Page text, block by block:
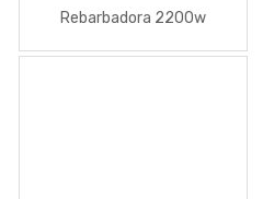
Rebarbadora 2200w